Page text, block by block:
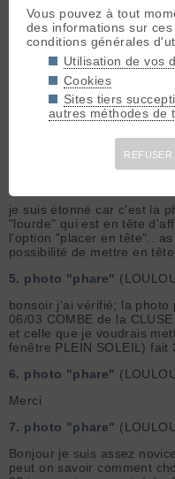
bonjour tout d'abord merci
le zef !! je pensais que tu
pour que je puisse te
peux m’appeller pour
photo "phare"
Ok merci beaucoup de ton
plus vue ne répondait pas
paysage) et donc cela
je suis étonné car c'est la
"lourde" qui est en tête
l'option "placer en tête"..
possibilité de mettre en
5. photo "phare"
bonsoir j'ai vérifié; la
06/03 COMBE de la
et celle que je voudrais
fenêtre PLEIN SOLEIL) fait
6. photo "phare"
Merci
7. photo "phare"
Bonjour je suis assez
peut on savoir comment
Vous pouvez à tout
des informations sur
conditions générales
Utilisation de vos
Cookies
Sites tiers
autres méthodes de
REFUSER